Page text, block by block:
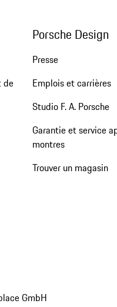
de
Porsche Design
Presse
Emplois et carrières
Studio F. A. Porsche
Garantie et service
montres
Trouver un magasin
GmbH